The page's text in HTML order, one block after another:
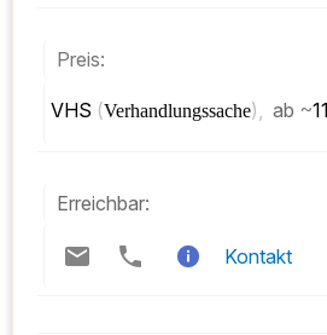
Preis:
VHS (Verhandlungssache), ab ~
Erreichbar:
Kontakt